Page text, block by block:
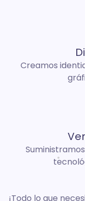
Creamos
¡Todo lo que